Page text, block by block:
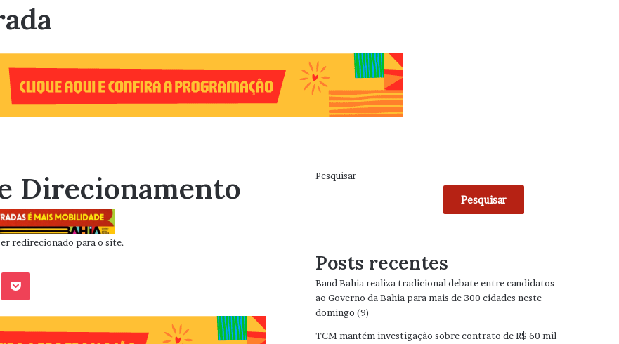
Direcionamento
redirecionado para o site.
OK
Pesquisar
Pesquisar
Posts recentes
Band Bahia realiza tradicional debate entre candidatos
ao Governo da Bahia para mais de 300 cidades neste
domingo (9)
TCM mantém investigação sobre contrato de R$ 60 mil